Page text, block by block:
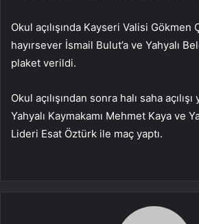
Okul açılışında Kayseri Valisi Gökmen
hayırsever İsmail Bulut’a ve Yahyalı
plaket verildi.
Okul açılışından sonra halı saha
Yahyalı Kaymakamı Mehmet Kaya ve
Lideri Esat Öztürk ile maç yaptı.